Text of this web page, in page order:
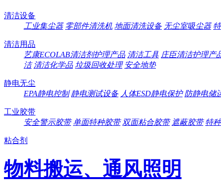
清洁设备
工业集尘器 零部件清洗机 地面清洗设备 无尘室吸尘器
清洁用品
艺康ECOLAB清洁剂护理产品 清洁工具 庄臣清洁护理产
洁 清洁化学品 垃圾回收处理 安全地垫
静电无尘
EPA静电控制 静电测试设备 人体ESD静电保护 防静电储
工业胶带
安全警示胶带 单面特种胶带 双面粘合胶带 遮蔽胶带 特
粘合剂
物料搬运、通风照明